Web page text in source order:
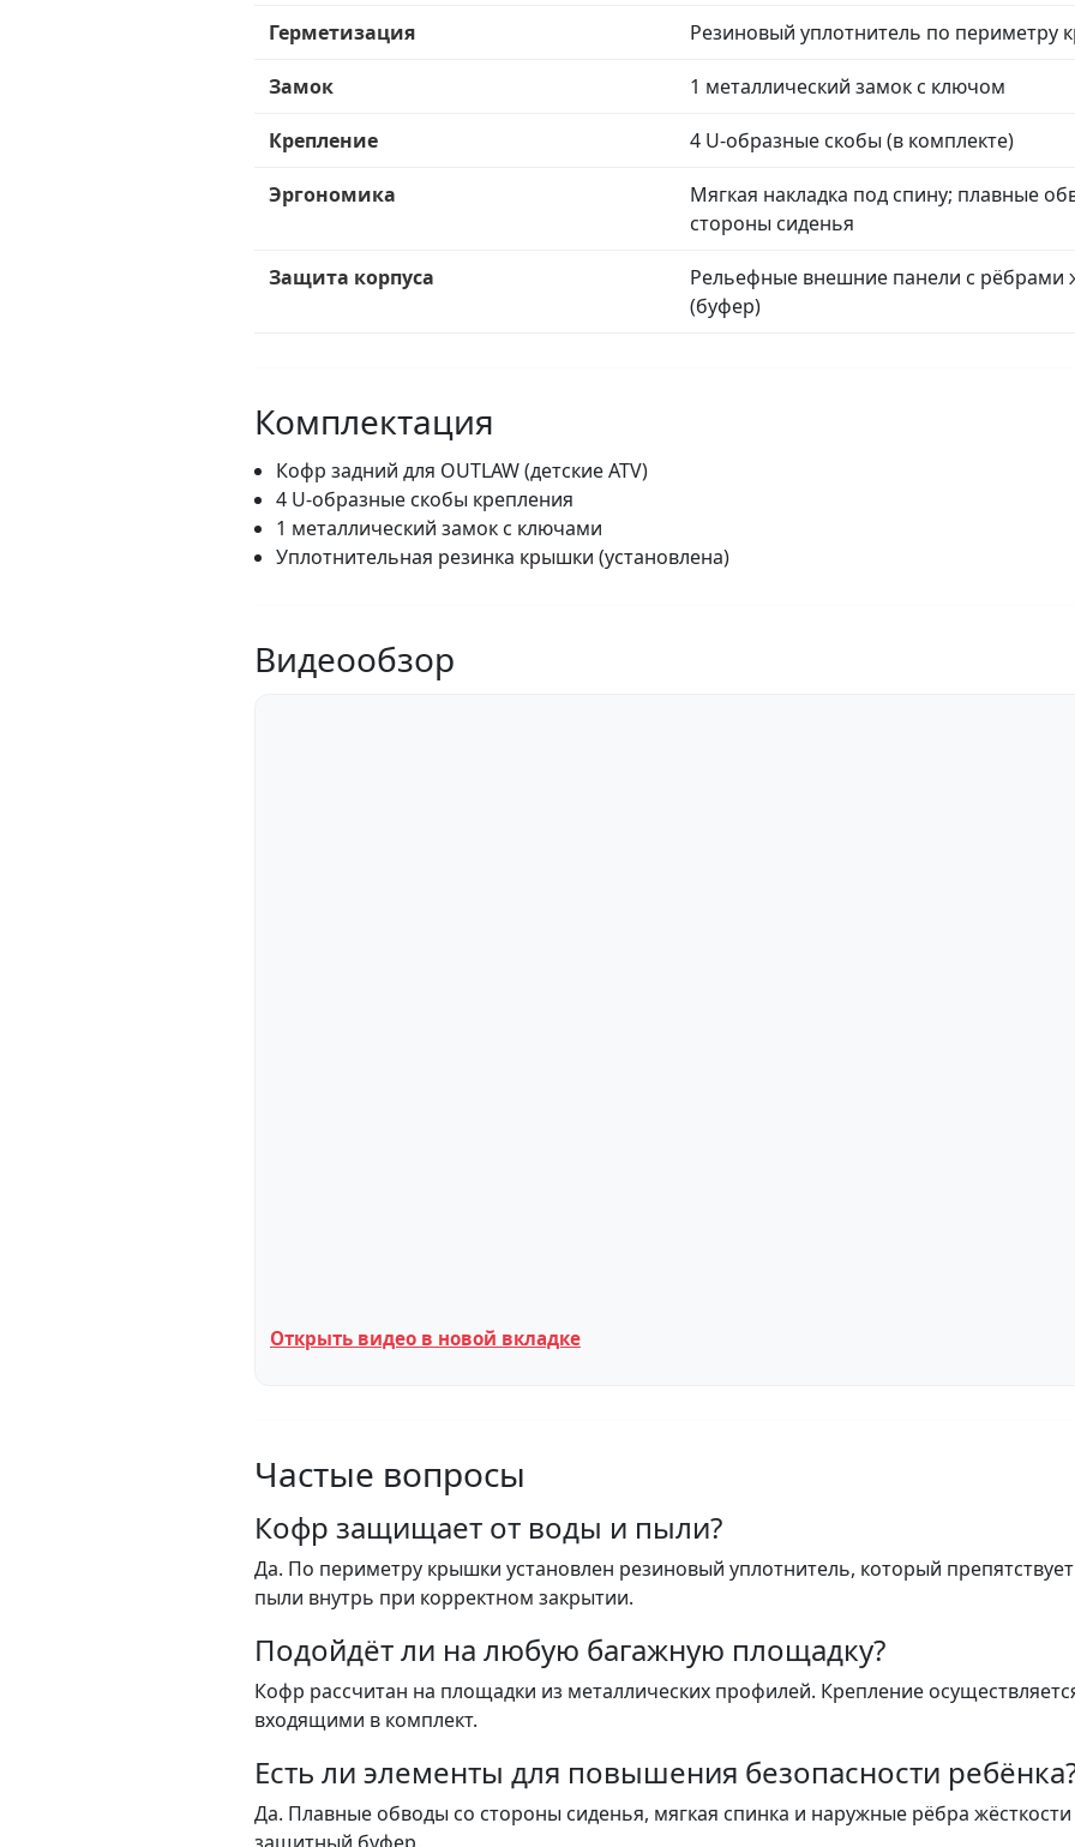
Герметизация Резиновый уплотнитель по периметру
Замок 1 металлический замок с ключом
Крепление 4 U-образные скобы (в комплекте)
Эргономика
Мягкая накладка под спину; плавные
стороны сиденья
Защита корпуса
Рельефные внешние панели с рёбрами
(буфер)
Комплектация
Кофр задний для OUTLAW (детские ATV)
4 U-образные скобы крепления
1 металлический замок с ключами
Уплотнительная резинка крышки (установлена)
Видеообзор
Открыть видео в новой вкладке
Частые вопросы
Кофр защищает от воды и пыли?
Да. По периметру крышки установлен резиновый уплотнитель, который
пыли внутрь при корректном закрытии.
Подойдёт ли на любую багажную площадку?
Кофр рассчитан на площадки из металлических профилей. Крепление
входящими в комплект.
Есть ли элементы для повышения безопасности
Да. Плавные обводы со стороны сиденья, мягкая спинка и наружные рёбра